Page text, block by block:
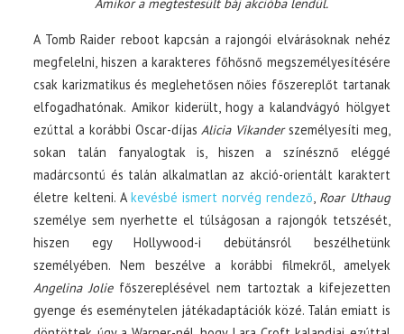
A Tomb Raider reboot kapcsán a rajongói elvárásoknak nehéz
megfelelni, hiszen a karakteres főhősnő megszemélyesítésére
csak karizmatikus és meglehetősen nőies főszereplőt tartanak
elfogadhatónak. Amikor kiderült, hogy a kalandvágyó hölgyet
ezúttal a korábbi Oscar-díjasAlicia Vikanderszemélyesíti meg,
sokan talán fanyalogtak is, hiszen a színésznő eléggé
madárcsontú és talán alkalmatlan az akció-orientált karaktert
életre kelteni. Akevésbé ismert norvég rendező, Roar Uthaug
személye sem nyerhette el túlságosan a rajongók tetszését,
hiszen egy Hollywood-i debütánsról beszélhetünk
személyében. Nem beszélve a korábbi filmekről, amelyek
Angelina Joliefőszereplésével nem tartoztak a kifejezetten
gyenge és eseménytelen játékadaptációk közé. Talán emiatt is